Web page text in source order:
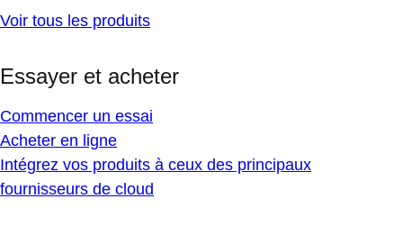
Voir tous les produits
Essayer et acheter
Commencer un essai
Acheter en ligne
Intégrez vos produits à ceux des principaux
fournisseurs de cloud